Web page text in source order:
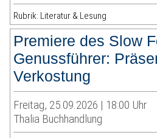
Rubrik: Literatur & Lesung
Premiere des Slow
Genussführer:
Verkostung
Freitag, 25.09.2026 | 18:00 Uhr
Thalia Buchhandlung